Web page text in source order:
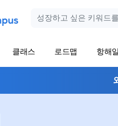
클래스 로드맵 항해